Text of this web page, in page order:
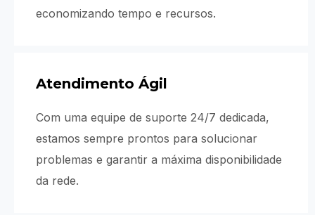
economizando tempo e recursos.
Atendimento Ágil
Com uma equipe de suporte 24/7 dedicada,
estamos sempre prontos para solucionar
problemas e garantir a máxima disponibilidade
da rede.